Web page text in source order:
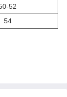
52
54